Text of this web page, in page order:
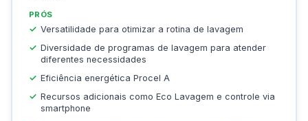
PRÓS
Versatilidade para otimizar a rotina de lavagem
Diversidade de programas de lavagem para atender
diferentes necessidades
Eficiência energética Procel A
Recursos adicionais como Eco Lavagem e controle via
smartphone